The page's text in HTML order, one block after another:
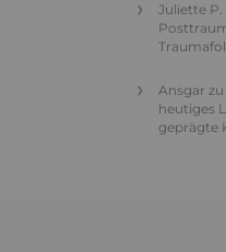
Juliette P.
Ansgar zu
heutiges
geprägte